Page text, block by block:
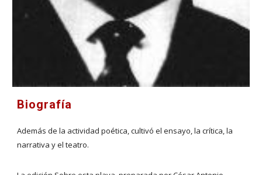
Biografía
Además de la actividad poética, cultivó el ensayo, la crítica, la
narrativa y el teatro.